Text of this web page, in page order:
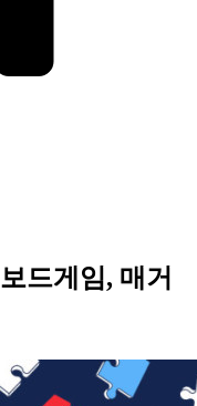
드게임, 매거